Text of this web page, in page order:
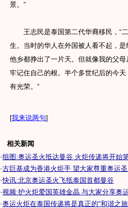
景。”
王志民是泰国第二代华裔移民，“二
生。当时的华人在外国被人看不起，
他乡都挣出了一片天。但就像我的父
牢记住自己的根。半个多世纪后的今
有光荣。”
[我来说两句]
相关新闻
·组图:奥运圣火抵达曼谷 火炬传递将开始
·古巨基成为香港火炬手 望大家尊重奥运圣
·快讯:北京奥运圣火飞抵泰国首都曼谷
·视频:护火炬爱国英雄金晶 与大家分享奥
·奥运火炬在泰国传递将是真正的"和谐之